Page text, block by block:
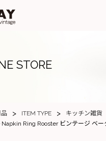
STORE
> ITEM TYPE > キッチン雑貨
Ring Rooster ビンテージ ベー